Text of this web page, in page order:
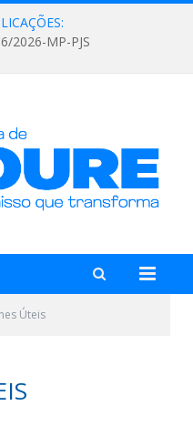
2026-MP-PJS
Úteis